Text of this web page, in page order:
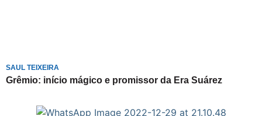
SAUL TEIXEIRA
Grêmio: início mágico e promissor da Era Suárez